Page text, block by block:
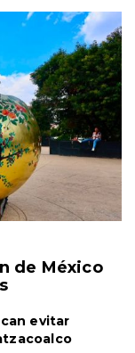
de México
evitar